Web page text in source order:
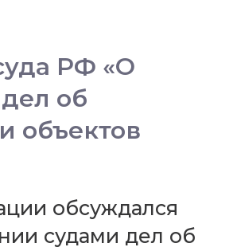
РФ «О
об
объектов
обсуждался
судами дел об